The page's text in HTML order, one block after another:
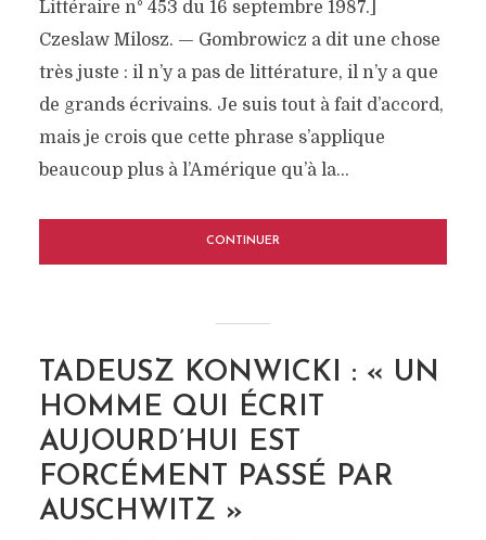
Littéraire n° 453 du 16 septembre 1987.]
Czeslaw Milosz. — Gombrowicz a dit une chose
très juste : il n’y a pas de littérature, il n’y a que
de grands écrivains. Je suis tout à fait d’accord,
mais je crois que cette phrase s’applique
beaucoup plus à l’Amérique qu’à la...
CONTINUER
TADEUSZ KONWICKI : « UN
HOMME QUI ÉCRIT
AUJOURD’HUI EST
FORCÉMENT PASSÉ PAR
AUSCHWITZ »